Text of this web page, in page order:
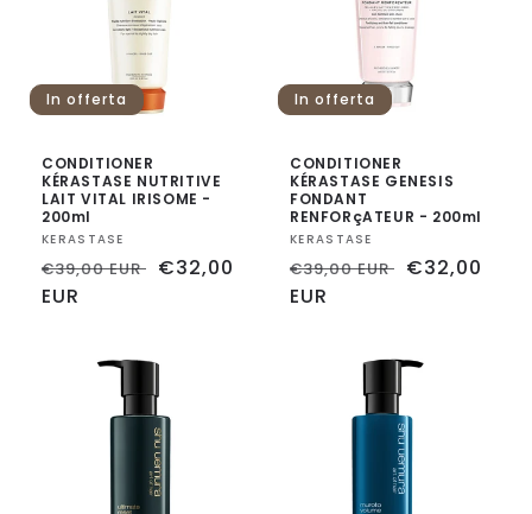
In offerta
CONDITIONER
KÉRASTASE NUTRITIVE
LAIT VITAL IRISOME -
200ml
Fornitore:
KERASTASE
Prezzo
di
€39,00 EUR Prezzo
€32,00
EUR
In offerta
CONDITIONER
KÉRASTASE GENESIS
FONDANT
RENFORçATEUR - 200ml
Fornitore:
KERASTASE
Prezzo
di
€39,00 EUR Prezzo
€32,00
EUR